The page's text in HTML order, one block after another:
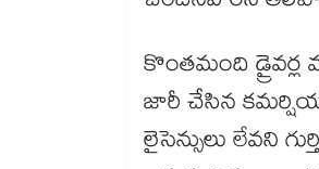
కొంతమంది
జారీ చేసిన
లైసెన్సులు లేవని